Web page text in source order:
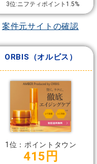
3位:ニフティポイント1.5%
案件元サイトの確認
ORBIS（オルビス）
1位：ポイントタウン
415円